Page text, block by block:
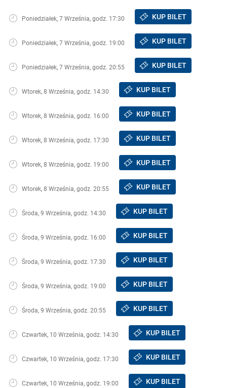
Poniedziałek, 7 Września, godz. 17:30 KUP BILET
Poniedziałek, 7 Września, godz. 19:00 KUP BILET
Poniedziałek, 7 Września, godz. 20:55 KUP BILET
Wtorek, 8 Września, godz. 14:30 KUP BILET
Wtorek, 8 Września, godz. 16:00 KUP BILET
Wtorek, 8 Września, godz. 17:30 KUP BILET
Wtorek, 8 Września, godz. 19:00 KUP BILET
Wtorek, 8 Września, godz. 20:55 KUP BILET
Środa, 9 Września, godz. 14:30 KUP BILET
Środa, 9 Września, godz. 16:00 KUP BILET
Środa, 9 Września, godz. 17:30 KUP BILET
Środa, 9 Września, godz. 19:00 KUP BILET
Środa, 9 Września, godz. 20:55 KUP BILET
Czwartek, 10 Września, godz. 14:30 KUP BILET
Czwartek, 10 Września, godz. 17:30 KUP BILET
Czwartek, 10 Września, godz. 19:00 KUP BILET